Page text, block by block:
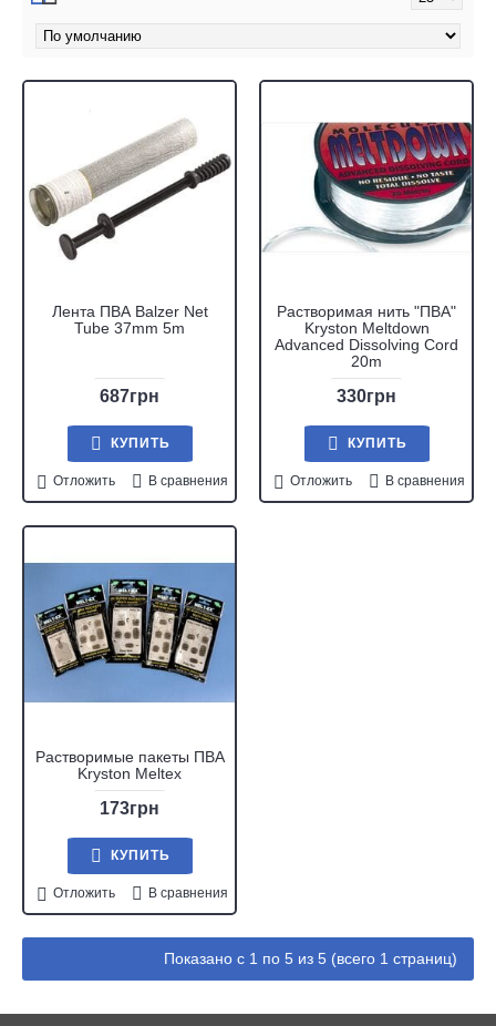
Лента ПВА Balzer Net
Tube 37mm 5m
687грн
КУПИТЬ
Отложить В сравнения
Растворимая нить "ПВА"
Kryston Meltdown
Advanced Dissolving Cord
20m
330грн
КУПИТЬ
Отложить В сравнения
Растворимые пакеты ПВА
Kryston Meltex
173грн
КУПИТЬ
Отложить В сравнения
Показано с 1 по 5 из 5 (всего 1 страниц)